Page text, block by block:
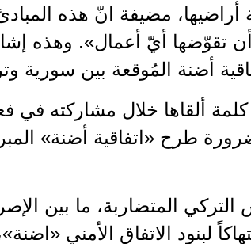
مضيفة انّ هذه
تقوّضها أيّ أعمال». وهذه
أضنة المُوقعة بين سورية وتركيا
ألقاها خلال مشاركته في
طرح «اتفاقية أضنة»
التركي المتضاربة، ما بين
لبنود الاتفاق الأمني